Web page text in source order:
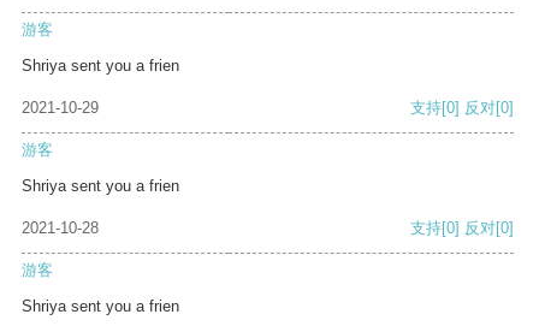
游客
Shriya sent you a frien
2021-10-29 支持[0] 反对[0]
游客
Shriya sent you a frien
2021-10-28 支持[0] 反对[0]
游客
Shriya sent you a frien